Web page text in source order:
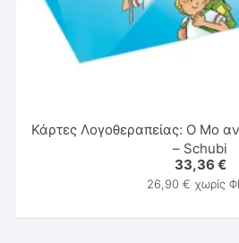
Κάρτες Λογοθεραπείας: Ο Μο
– Schubi
33,36 €
26,90€ χωρίς